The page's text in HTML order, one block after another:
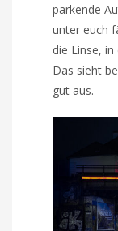
parkende
unter euch
die Linse,
Das sieht
gut aus.